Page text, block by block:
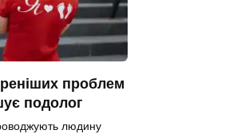
проблем
подолог
людину